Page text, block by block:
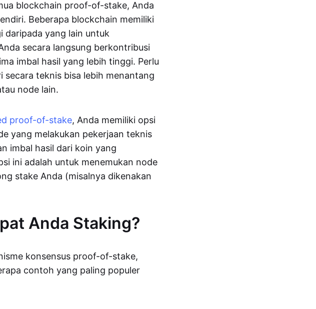
blockchain proof-of-stake, Anda
Beberapa blockchain memiliki
daripada yang lain untuk
secara langsung berkontribusi
imbal hasil yang lebih tinggi. Perlu
teknis bisa lebih menantang
node lain.
proof-of-stake, Anda memiliki opsi
yang melakukan pekerjaan teknis
imbal hasil dari koin yang
ini adalah untuk menemukan node
stake Anda (misalnya dikenakan
Anda Staking?
konsensus proof-of-stake,
contoh yang paling populer